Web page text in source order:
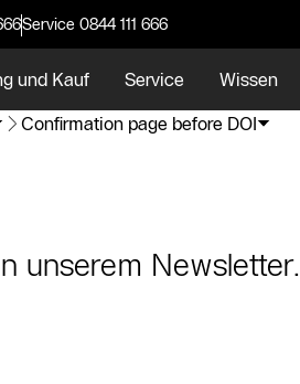
Service 0844 111 666
und Kauf Service Wissen
Confirmation page before DOI
unserem Newsletter.